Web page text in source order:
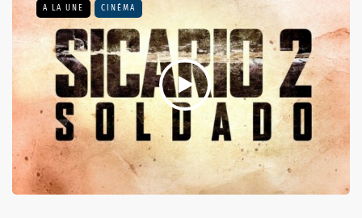
A LA UNE CINÉMA